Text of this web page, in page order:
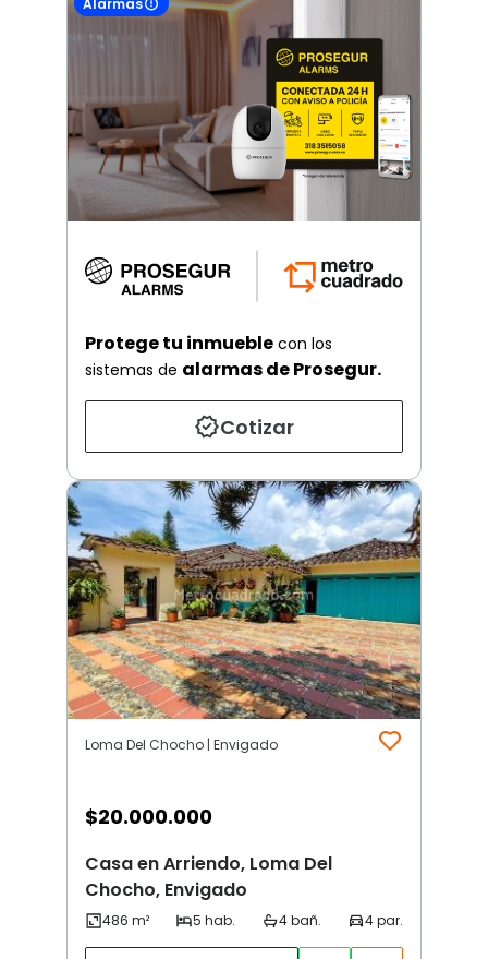
Protege tu inmueble con los
sistemas de alarmas de Prosegur.
Cotizar
Loma Del Chocho | Envigado
$20.000.000
Casa en Arriendo, Loma Del
Chocho, Envigado